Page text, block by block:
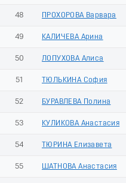
48 ПРОХОРОВА Варвара
49 КАЛИЧЕВА Арина
50 ЛОПУХОВА Алиса
51 ТЮЛЬКИНА София
52 БУРАВЛЕВА Полина
53 КУЛИКОВА Анастасия
54 ТЮРИНА Елизавета
55 ШАТНОВА Анастасия